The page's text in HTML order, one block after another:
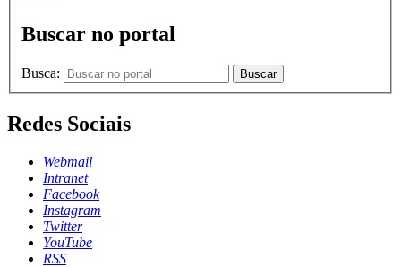
Buscar no portal
Busca: Buscar
Redes Sociais
Webmail
Intranet
Facebook
Instagram
Twitter
YouTube
RSS